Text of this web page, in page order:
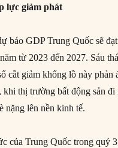
lực giảm phát
báo GDP Trung Quốc sẽ
từ 2023 đến 2027. Sáu
cắt giảm khổng lồ này
thị trường bất động sản
nặng lên nền kinh tế.
của Trung Quốc trong quý